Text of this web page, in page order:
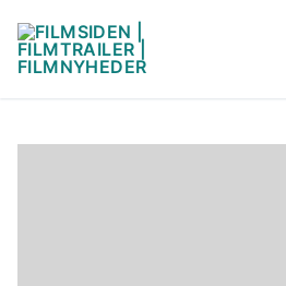
indhold
Søg efter: